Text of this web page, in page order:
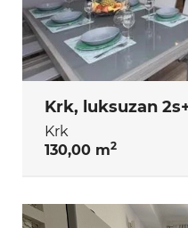
Krk, luksuzan
Krk
130,00 m2